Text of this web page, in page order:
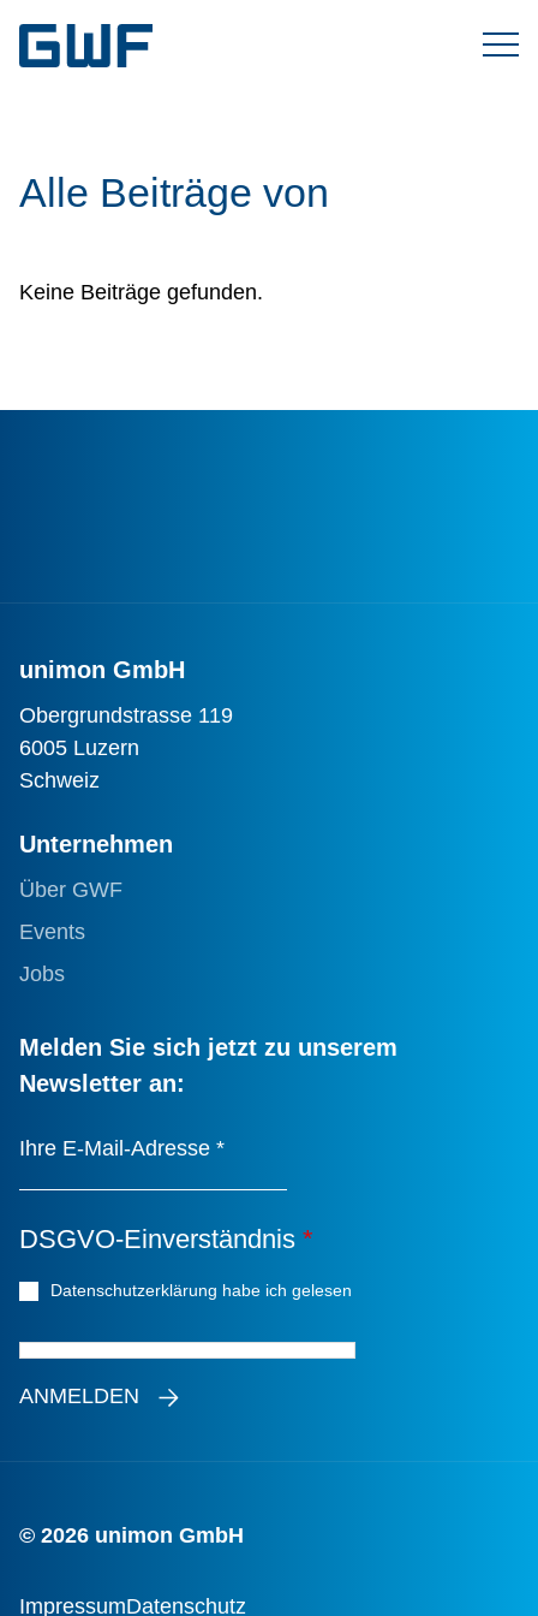
Alle Beiträge von
Keine Beiträge gefunden.
unimon GmbH
Obergrundstrasse 119
6005 Luzern
Schweiz
Unternehmen
Über GWF
Events
Jobs
Melden Sie sich jetzt zu unserem
Newsletter an:
Ihre E-Mail-Adresse *
DSGVO-Einverständnis *
Datenschutzerklärung habe ich gelesen
ANMELDEN
© 2026 unimon GmbH
ImpressumDatenschutz